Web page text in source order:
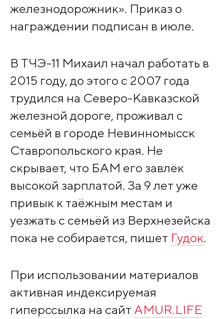
железнодорожник». Приказ о
награждении подписан в июле.
В ТЧЭ-11 Михаил начал работать в
2015 году, до этого с 2007 года
трудился на Северо-Кавказской
железной дороге, проживал с
семьёй в городе Невинномысск
Ставропольского края. Не
скрывает, что БАМ его завлёк
высокой зарплатой. За 9 лет уже
привык к таёжным местам и
уезжать с семьёй из Верхнезейска
пока не собирается, пишет Гудок.
При использовании материалов
активная индексируемая
гиперссылка на сайт AMUR.LIFE